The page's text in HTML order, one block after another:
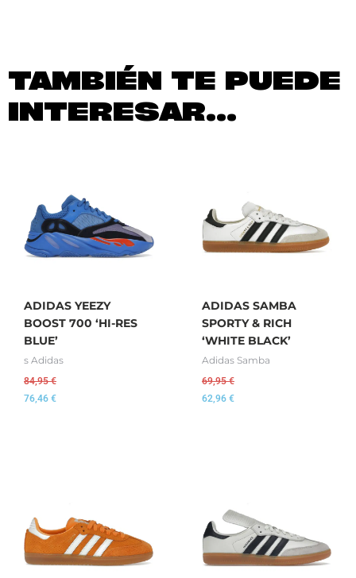
TAMBIÉN TE PUEDE
INTERESAR...
ADIDAS YEEZY
BOOST 700 ‘HI-RES
BLUE’
s Adidas
84,95€
76,46 €
ADIDAS SAMBA
SPORTY & RICH
‘WHITE BLACK’
Adidas Samba
69,95€
62,96 €